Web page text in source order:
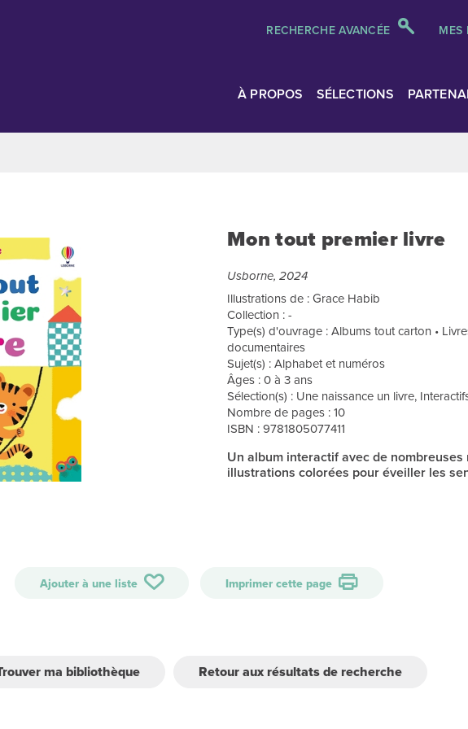
RECHERCHE AVANCÉE MES
À PROPOS SÉLECTIONS
Mon tout premier livre
Usborne, 2024
Illustrations de : Grace Habib
Collection : -
Type(s) d'ouvrage : Albums tout carton •
documentaires
Sujet(s) : Alphabet et numéros
Âges : 0 à 3 ans
Sélection(s) : Une naissance un livre,
Nombre de pages : 10
ISBN : 9781805077411
Un album interactif avec de
illustrations colorées pour éveiller les
Ajouter à une liste Imprimer cette page
ma bibliothèque Retour aux résultats de recherche